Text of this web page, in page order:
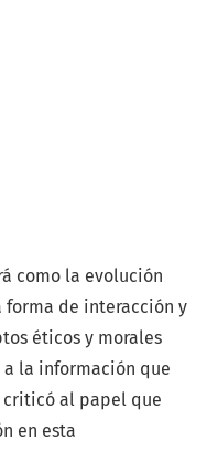
como la evolución
forma de interacción y
éticos y morales
la información que
criticó al papel que
en esta